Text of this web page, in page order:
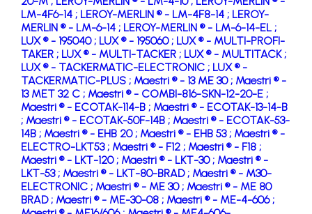
LM-4F6-14 ; LEROY-MERLIN ® - LM-4F8-14 ; LEROY-
MERLIN ® - LM-6-14 ; LEROY-MERLIN ® - LM-6-14-EL ;
LUX ® - 195040 ; LUX ® - 195060 ; LUX ® - MULTI-PROFI-
TAKER ; LUX ® - MULTI-TACKER ; LUX ® - MULTITACK ;
LUX ® - TACKERMATIC-ELECTRONIC ; LUX ® -
TACKERMATIC-PLUS ; Maestri ® - 13 ME 30 ; Maestri ® -
13 MET 32 C ; Maestri ® - COMBI-816-SKN-12-20-E ;
Maestri ® - ECOTAK-114-B ; Maestri ® - ECOTAK-13-14-B
; Maestri ® - ECOTAK-50F-14B ; Maestri ® - ECOTAK-53-
14B ; Maestri ® - EHB 20 ; Maestri ® - EHB 53 ; Maestri ® -
ELECTRO-LKT53 ; Maestri ® - F12 ; Maestri ® - F18 ;
Maestri ® - LKT-120 ; Maestri ® - LKT-30 ; Maestri ® -
LKT-53 ; Maestri ® - LKT-80-BRAD ; Maestri ® - M30-
ELECTRONIC ; Maestri ® - ME 30 ; Maestri ® - ME 80
BRAD ; Maestri ® - ME-30-08 ; Maestri ® - ME-4-606 ;